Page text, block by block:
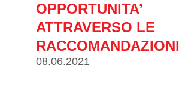
OPPORTUNITA’
ATTRAVERSO LE
RACCOMANDAZIONI
08.06.2021